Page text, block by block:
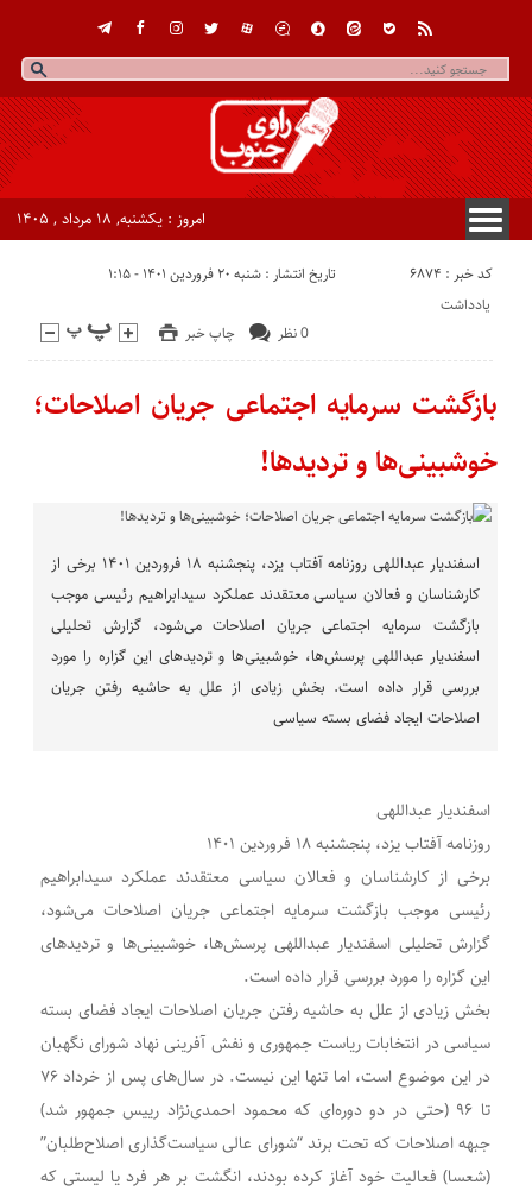
امروز : یکشنبه, ۱۸ مرداد , ۱۴۰۵
کد خبر : 6874 تاریخ انتشار : شنبه ۲۰ فروردین ۱۴۰۱ - ۱:۱۵
چاپ خبر 0 نظر
یادداشت
بازگشت سرمایه اجتماعی جریان اصلاحات؛
خوشبینی‌ها و تردیدها!
اسفندیار عبداللهی روزنامه آفتاب یزد، پنجشنبه ۱۸ فروردین ۱۴۰۱ برخی از
کارشناسان و فعالان سیاسی معتقدند عملکرد سیدابراهیم رئیسی موجب
بازگشت سرمایه اجتماعی جریان اصلاحات می‌شود، گزارش تحلیلی
اسفندیار عبداللهی پرسش‌ها، خوشبینی‌ها و تردیدهای این گزاره را مورد
بررسی قرار داده است. بخش زیادی از علل به حاشیه رفتن جریان
اصلاحات ایجاد فضای بسته سیاسی
اسفندیار عبداللهی
روزنامه آفتاب یزد، پنجشنبه ۱۸ فروردین ۱۴۰۱
برخی از کارشناسان و فعالان سیاسی معتقدند عملکرد سیدابراهیم
رئیسی موجب بازگشت سرمایه اجتماعی جریان اصلاحات می‌شود،
گزارش تحلیلی اسفندیار عبداللهی پرسش‌ها، خوشبینی‌ها و تردیدهای
این گزاره را مورد بررسی قرار داده است.
بخش زیادی از علل به حاشیه رفتن جریان اصلاحات ایجاد فضای بسته
سیاسی در انتخابات ریاست جمهوری و نفش آفرینی نهاد شورای نگهبان
در این موضوع است، اما تنها این نیست. در سال‌های پس از خرداد ۷۶
تا ۹۶ (حتی در دو دوره‌ای که محمود احمدی‌نژاد رییس جمهور شد)
جبهه اصلاحات که تحت برند “شورای عالی سیاست‌گذاری اصلاح‌طلبان”
(شعسا) فعالیت خود آغاز کرده بودند، انگشت بر هر فرد یا لیستی که